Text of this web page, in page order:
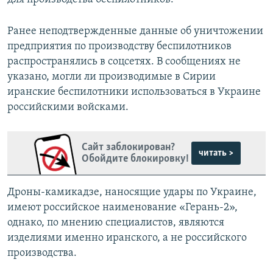
Ранее неподтвержденные данные об уничтожении
предприятия по производству беспилотников
распространялись в соцсетях. В сообщениях не
указано, могли ли производимые в Сирии
иранские беспилотники использоваться в Украине
российскими войсками.
Сайт заблокирован?
Обойдите блокировку!
читать >
Дроны-камикадзе, наносящие удары по Украине,
имеют российское наименование «Герань-2»,
однако, по мнению специалистов, являются
изделиями именно иранского, а не российского
производства.